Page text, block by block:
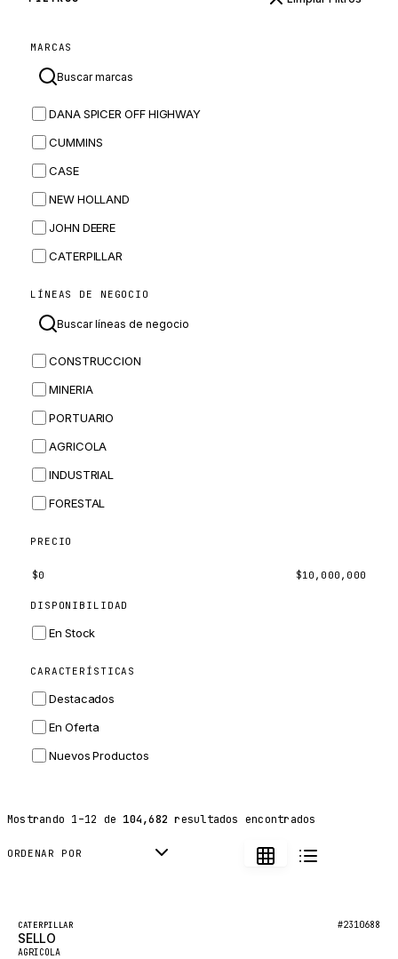
MARCAS
DANA SPICER OFF HIGHWAY
CUMMINS
CASE
NEW HOLLAND
JOHN DEERE
CATERPILLAR
MASSEY FERGUSON
BOBCAT
JCB
KOMATSU
CORTECO
KUBOTA
MERLO
HYUNDAI
BALDWIN
DONALDSON
HIDROMEK
LÍNEAS DE NEGOCIO
CONSTRUCCION
MINERIA
PORTUARIO
AGRICOLA
INDUSTRIAL
FORESTAL
PRECIO
$0 $10,000,000
DISPONIBILIDAD
En Stock
CARACTERÍSTICAS
Destacados
En Oferta
Nuevos Productos
Mostrando 1–12 de 104,682 resultados encontrados
ORDENAR POR
Destacado
Nuevo
CATERPILLAR #2310688
SELLO
AGRICOLA